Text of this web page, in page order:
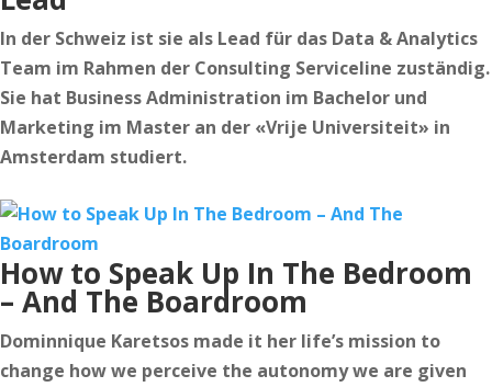
In der Schweiz ist sie als Lead für das Data & Analytics
Team im Rahmen der Consulting Serviceline zuständig.
Sie hat Business Administration im Bachelor und
Marketing im Master an der «Vrije Universiteit» in
Amsterdam studiert.
How to Speak Up In The Bedroom
– And The Boardroom
Dominnique Karetsos made it her life’s mission to
change how we perceive the autonomy we are given